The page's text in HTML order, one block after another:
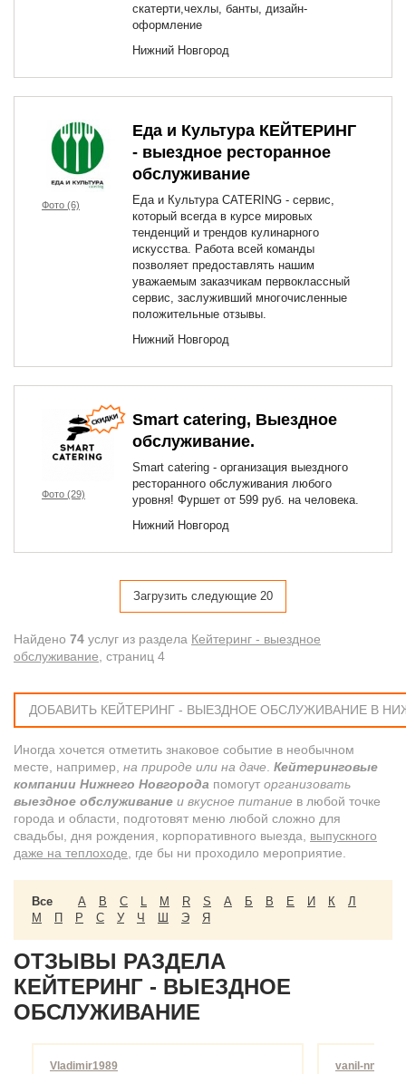
скатерти,чехлы, банты, дизайн-
оформление
Нижний Новгород
Фото (6)
Еда и Культура КЕЙТЕРИНГ
- выездное ресторанное
обслуживание
Еда и Культура CATERING - сервис,
который всегда в курсе мировых
тенденций и трендов кулинарного
искусства. Работа всей команды
позволяет предоставлять нашим
уважаемым заказчикам первоклассный
сервис, заслуживший многочисленные
положительные отзывы.
Нижний Новгород
Фото (29)
Smart catering, Выездное
обслуживание.
Smart catering - организация выездного
ресторанного обслуживания любого
уровня! Фуршет от 599 руб. на человека.
Нижний Новгород
Загрузить следующие 20
Найдено 74 услуг из раздела Кейтеринг - выездное
обслуживание , cтраниц 4
ДОБАВИТЬ КЕЙТЕРИНГ - ВЫЕЗДНОЕ ОБСЛУЖИВАНИЕ В
Иногда хочется отметить знаковое событие в необычном
месте, например, на природе или на даче Кейтеринговые
компании Нижнего Новгорода помогут организовать
выездное обслуживание и вкусное питание в любой точке
города и области, подготовят меню любой сложно для
свадьбы, дня рождения, корпоративного выезда, выпускного
даже на теплоходе , где бы ни проходило мероприятие.
Все A B C L M R S А Б В Е И К
Л
М
П Р С У Ч Ш Э Я
ОТЗЫВЫ РАЗДЕЛА
КЕЙТЕРИНГ - ВЫЕЗДНОЕ
ОБСЛУЖИВАНИЕ
Vladimir1989
vanil-nn